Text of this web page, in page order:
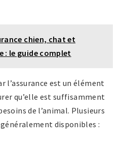
chien, chat et
: le guide complet
l’assurance est un élément
qu’elle est suffisamment
de l’animal. Plusieurs
disponibles :